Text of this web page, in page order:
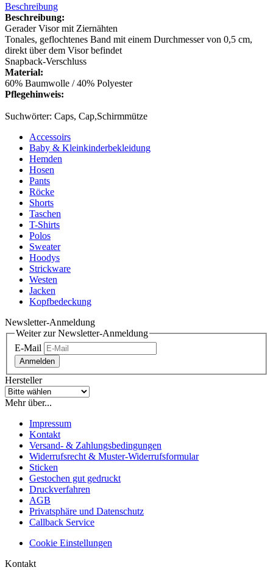
Beschreibung
Beschreibung:
Gerader Visor mit Ziernähten
Tonales, geflochtenes Band mit einem Durchmesser von 0,5 cm,
direkt über dem Visor befindet
Snapback-Verschluss
Material:
60% Baumwolle / 40% Polyester
Pflegehinweis:
Suchwörter: Caps, Cap,Schirmmütze
Accessoirs
Baby & Kleinkinderbekleidung
Hemden
Hosen
Pants
Röcke
Shorts
Taschen
T-Shirts
Polos
Sweater
Hoodys
Strickware
Westen
Jacken
Kopfbedeckung
Newsletter-Anmeldung
Weiter zur Newsletter-Anmeldung
E-Mail
Anmelden
Hersteller
Mehr über...
Impressum
Kontakt
Versand- & Zahlungsbedingungen
Widerrufsrecht & Muster-Widerrufsformular
Sticken
Gestochen gut gedruckt
Druckverfahren
AGB
Privatsphäre und Datenschutz
Callback Service
Cookie Einstellungen
Kontakt